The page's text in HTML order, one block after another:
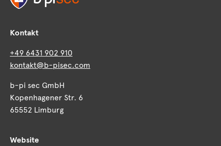
Kontakt
+49 6431 902 910
kontakt@b-pisec.com
b-pi sec GmbH
Kopenhagener Str. 6
65552 Limburg
Website